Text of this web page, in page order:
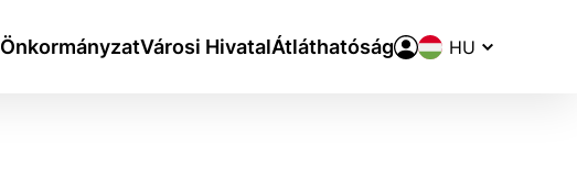
ÖnkormányzatVárosi HivatalÁtláthatóság Nyelvváltó